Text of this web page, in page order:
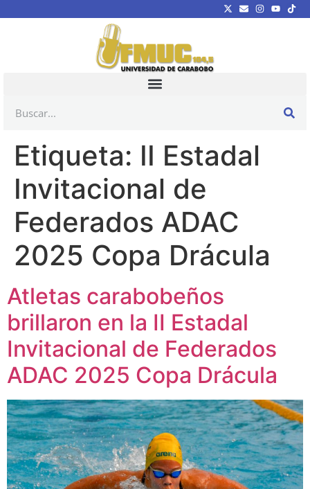
Etiqueta: II Estadal
Invitacional de
Federados ADAC
2025 Copa Drácula
Atletas carabobeños
brillaron en la II Estadal
Invitacional de Federados
ADAC 2025 Copa Drácula